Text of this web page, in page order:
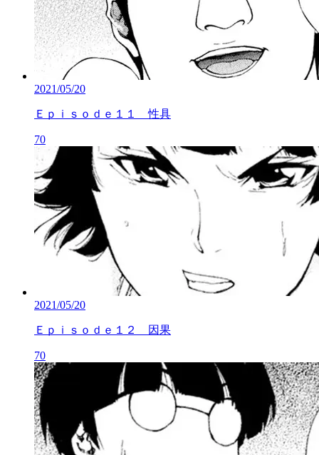
2021/05/20
Ｅｐｉｓｏｄｅ１１ 性具
70
2021/05/20
Ｅｐｉｓｏｄｅ１２ 因果
70